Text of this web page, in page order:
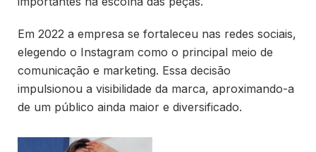
Em 2022 a empresa se fortaleceu nas redes sociais,
elegendo o Instagram como o principal meio de
comunicação e marketing. Essa decisão
impulsionou a visibilidade da marca, aproximando-a
de um público ainda maior e diversificado.